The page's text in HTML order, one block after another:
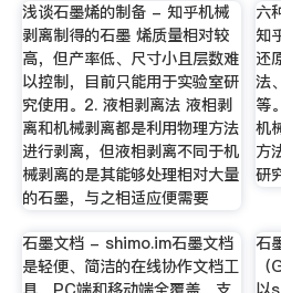
浅谈石墨烯的制备 - 知乎机械
剥离制得的石墨 烯质量相对较
高，但产率低、尺寸小且层数难
以控制，目前只能用于实验室研
究使用。2. 液相剥离法 液相剥
离和机械剥离都是利用物理方法
进行剥离，但液相剥离不同于机
械剥离的是其能够处理相对大量
的石墨，与之相适应便需要
六
知
还
法
等
机
方
研
石墨文档 - shimo.im石墨文档
是轻便、简洁的在线协作文档工
石